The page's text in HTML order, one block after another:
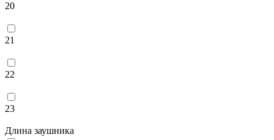
20
21
22
23
Длина заушника